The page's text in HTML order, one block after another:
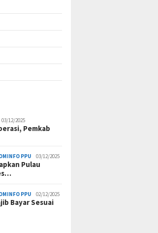
03/12/2025
Pemkab
PPU 03/12/2025
Pulau
PPU 02/12/2025
Bayar Sesuai